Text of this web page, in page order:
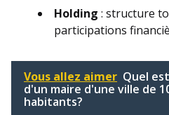
Holding : structure
participations
Vous allez aimer Quel
d'un maire d'une ville de
habitants?